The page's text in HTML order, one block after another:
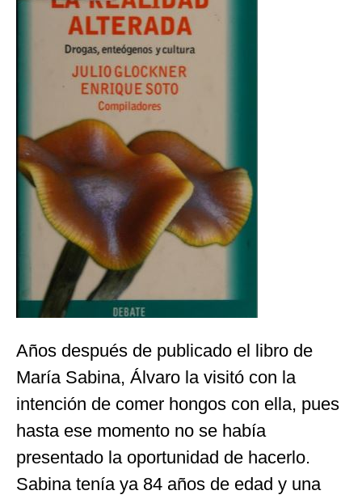
Años después de publicado el libro de
María Sabina, Álvaro la visitó con la
intención de comer hongos con ella, pues
hasta ese momento no se había
presentado la oportunidad de hacerlo.
Sabina tenía ya 84 años de edad y una